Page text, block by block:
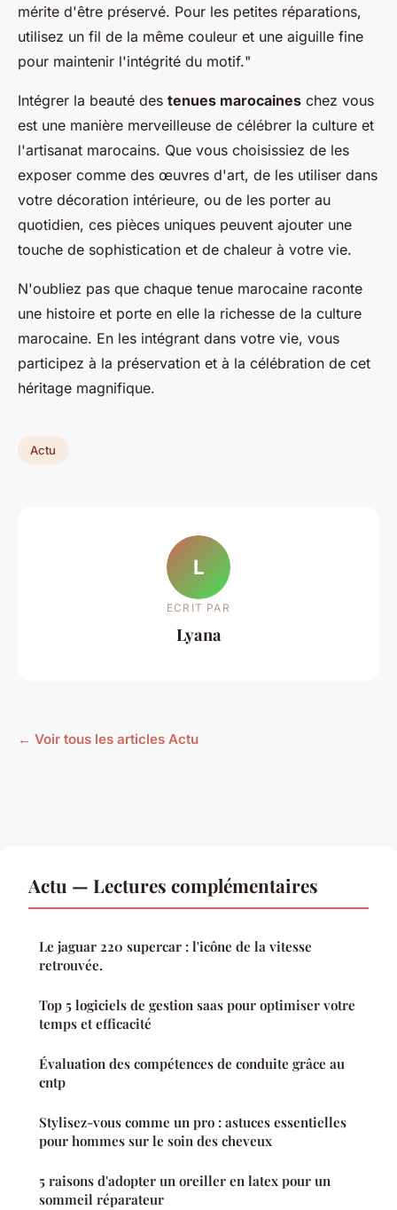
mérite d'être préservé. Pour les petites réparations,
utilisez un fil de la même couleur et une aiguille fine
pour maintenir l'intégrité du motif."
Intégrer la beauté des tenues marocaines chez vous
est une manière merveilleuse de célébrer la culture et
l'artisanat marocains. Que vous choisissiez de les
exposer comme des œuvres d'art, de les utiliser dans
votre décoration intérieure, ou de les porter au
quotidien, ces pièces uniques peuvent ajouter une
touche de sophistication et de chaleur à votre vie.
N'oubliez pas que chaque tenue marocaine raconte
une histoire et porte en elle la richesse de la culture
marocaine. En les intégrant dans votre vie, vous
participez à la préservation et à la célébration de cet
héritage magnifique.
Actu
L
ECRIT PAR
Lyana
← Voir tous les articles Actu
Actu — Lectures complémentaires
Le jaguar 220 supercar : l'icône de la vitesse
retrouvée.
Top 5 logiciels de gestion saas pour optimiser votre
temps et efficacité
Évaluation des compétences de conduite grâce au
cntp
Stylisez-vous comme un pro : astuces essentielles
pour hommes sur le soin des cheveux
5 raisons d'adopter un oreiller en latex pour un
sommeil réparateur